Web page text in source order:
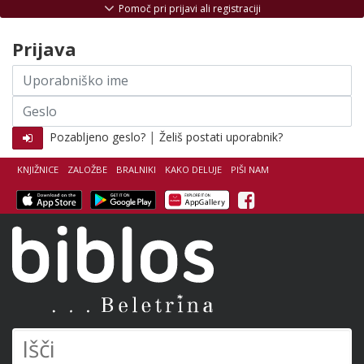
KNJIŽNICE ZALOŽBE BRALNIKI KAKO DELUJE PIŠI NAM
Facebook
Pomoč pri prijavi ali registraciji
Prijava
Uporabniško
ime
Geslo
Pozabljeno geslo? | Želiš postati uporabnik?